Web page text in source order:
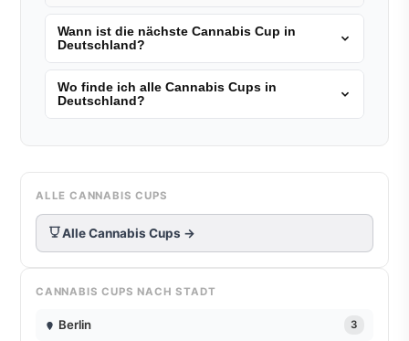
Wann ist die nächste Cannabis Cup in
Deutschland?
Wo finde ich alle Cannabis Cups in
Deutschland?
ALLE CANNABIS CUPS
Alle Cannabis Cups →
CANNABIS CUPS NACH STADT
Berlin 3